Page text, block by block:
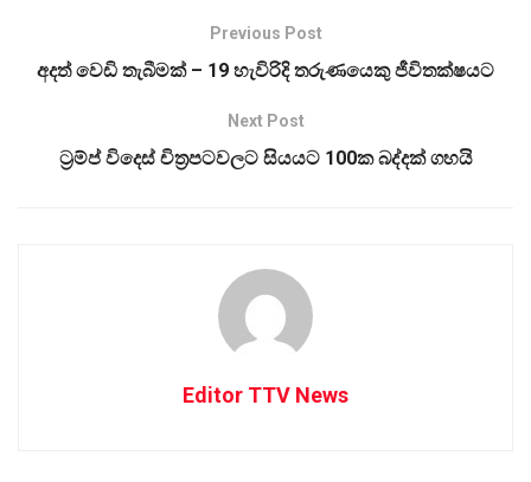
Previous Post
අදත් වෙඩි තැබීමක් – 19 හැවිරිදි තරුණයෙකු ජීවිතක්ෂයට
Next Post
ට්‍රම්ප් විදෙස් චිත්‍රපටවලට සියයට 100ක බද්දක් ගහයි
Editor TTV News